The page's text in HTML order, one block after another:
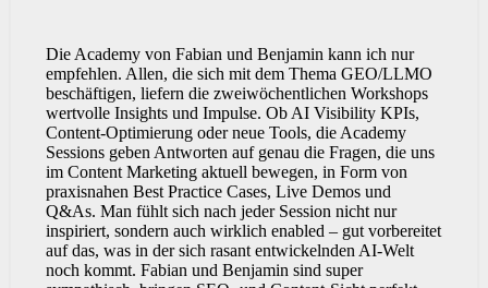
Die Academy von Fabian und Benjamin kann ich nur
empfehlen. Allen, die sich mit dem Thema GEO/LLMO
beschäftigen, liefern die zweiwöchentlichen Workshops
wertvolle Insights und Impulse. Ob AI Visibility KPIs,
Content-Optimierung oder neue Tools, die Academy
Sessions geben Antworten auf genau die Fragen, die uns
im Content Marketing aktuell bewegen, in Form von
praxisnahen Best Practice Cases, Live Demos und
Q&As. Man fühlt sich nach jeder Session nicht nur
inspiriert, sondern auch wirklich enabled – gut vorbereitet
auf das, was in der sich rasant entwickelnden AI-Welt
noch kommt. Fabian und Benjamin sind super